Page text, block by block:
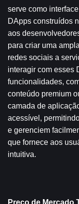
serve como
DApps construídos
aos
para criar uma
redes sociais a
interagir com esses
funcionalidades,
conteúdo premium
camada de
acessível,
e gerenciem
que fornece aos
intuitiva.
Preço de Mercado